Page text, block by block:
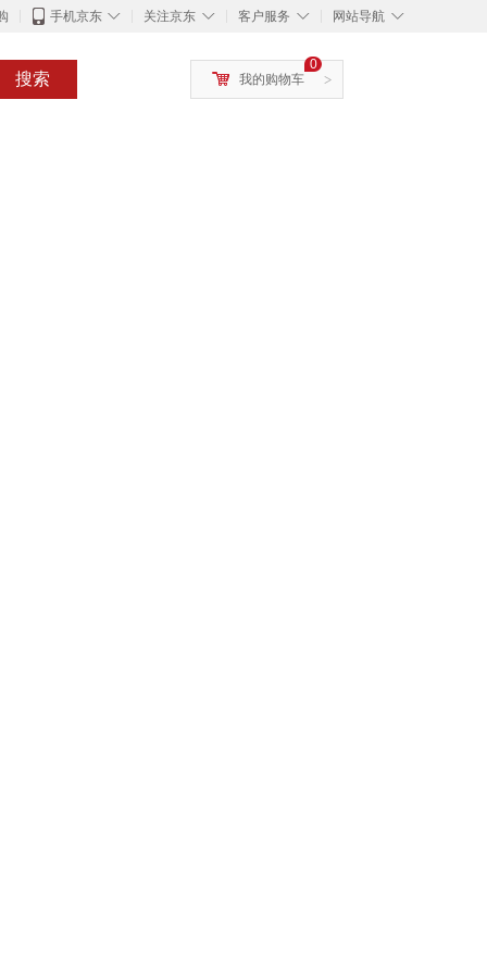
◇
手机京东 ◇
关注京东 ◇
客户服务 ◇
网站导航
搜索 >
0
我的购物车